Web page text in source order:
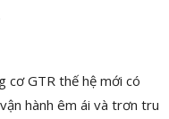
cơ GTR thế hệ mới có
hành êm ái và trơn tru